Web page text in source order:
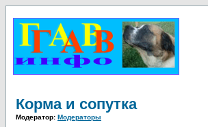
Корма и сопутка
Модератор: Модераторы